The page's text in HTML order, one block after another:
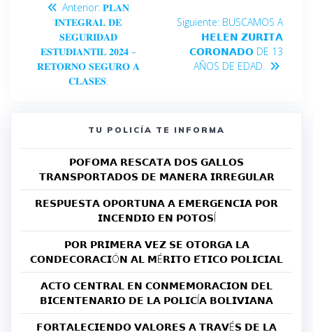
Anterior: 𝐏𝐋𝐀𝐍
𝐈𝐍𝐓𝐄𝐆𝐑𝐀𝐋 𝐃𝐄
𝐒𝐄𝐆𝐔𝐑𝐈𝐃𝐀𝐃
𝐄𝐒𝐓𝐔𝐃𝐈𝐀𝐍𝐓𝐈𝐋 𝟐𝟎𝟐𝟒 –
𝐑𝐄𝐓𝐎𝐑𝐍𝐎 𝐒𝐄𝐆𝐔𝐑𝐎 𝐀
𝐂𝐋𝐀𝐒𝐄𝐒.
Siguiente: BUSCAMOS A
𝗛𝗘𝗟𝗘𝗡 𝗭𝗨𝗥𝗜𝗧𝗔
𝗖𝗢𝗥𝗢𝗡𝗔𝗗𝗢 DE 13
AÑOS DE EDAD.
TU POLICÍA TE INFORMA
𝗣𝗢𝗙𝗢𝗠𝗔 𝗥𝗘𝗦𝗖𝗔𝗧𝗔 𝗗𝗢𝗦 𝗚𝗔𝗟𝗟𝗢𝗦
𝗧𝗥𝗔𝗡𝗦𝗣𝗢𝗥𝗧𝗔𝗗𝗢𝗦 𝗗𝗘 𝗠𝗔𝗡𝗘𝗥𝗔 𝗜𝗥𝗥𝗘𝗚𝗨𝗟𝗔𝗥
𝗥𝗘𝗦𝗣𝗨𝗘𝗦𝗧𝗔 𝗢𝗣𝗢𝗥𝗧𝗨𝗡𝗔 𝗔 𝗘𝗠𝗘𝗥𝗚𝗘𝗡𝗖𝗜𝗔 𝗣𝗢𝗥
𝗜𝗡𝗖𝗘𝗡𝗗𝗜𝗢 𝗘𝗡 𝗣𝗢𝗧𝗢𝗦Í
𝗣𝗢𝗥 𝗣𝗥𝗜𝗠𝗘𝗥𝗔 𝗩𝗘𝗭 𝗦𝗘 𝗢𝗧𝗢𝗥𝗚𝗔 𝗟𝗔
𝗖𝗢𝗡𝗗𝗘𝗖𝗢𝗥𝗔𝗖𝗜Ó𝗡 𝗔𝗟 𝗠É𝗥𝗜𝗧𝗢 𝗘́𝗧𝗜𝗖𝗢 𝗣𝗢𝗟𝗜𝗖𝗜𝗔𝗟
𝗔𝗖𝗧𝗢 𝗖𝗘𝗡𝗧𝗥𝗔𝗟 𝗘𝗡 𝗖𝗢𝗡𝗠𝗘𝗠𝗢𝗥𝗔𝗖𝗜𝗢𝗡 𝗗𝗘𝗟
𝗕𝗜𝗖𝗘𝗡𝗧𝗘𝗡𝗔𝗥𝗜𝗢 𝗗𝗘 𝗟𝗔 𝗣𝗢𝗟𝗜𝗖Í𝗔 𝗕𝗢𝗟𝗜𝗩𝗜𝗔𝗡𝗔
𝗙𝗢𝗥𝗧𝗔𝗟𝗘𝗖𝗜𝗘𝗡𝗗𝗢 𝗩𝗔𝗟𝗢𝗥𝗘𝗦 𝗔 𝗧𝗥𝗔𝗩É𝗦 𝗗𝗘 𝗟𝗔